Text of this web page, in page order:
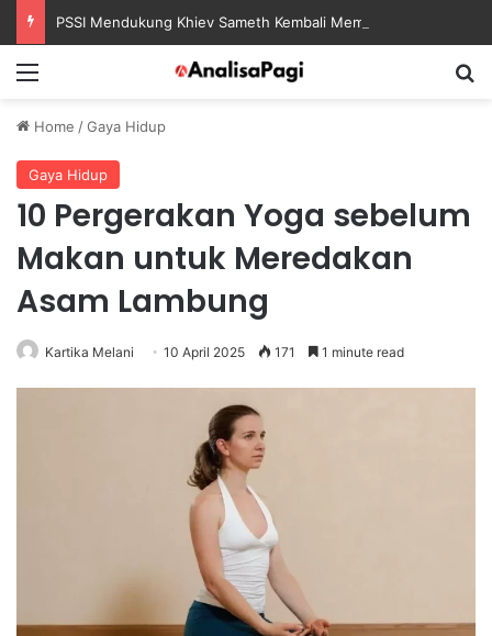
Home /Gaya Hidup
Gaya Hidup
10 Pergerakan Yoga sebelum
Makan untuk Meredakan
Asam Lambung
Kartika Melani 10 April 2025 171 1 minute read